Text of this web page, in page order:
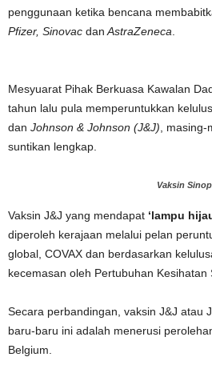
penggunaan ketika bencana
Pfizer, Sinovac dan AstraZeneca
Mesyuarat Pihak Berkuasa Kawalan
tahun lalu pula memperuntukkan
dan Johnson & Johnson (J&J) ,
suntikan lengkap.
Vaksin
Vaksin J&J yang mendapat ‘lampu
diperoleh kerajaan melalui pelan
global, COVAX dan berdasarkan
kecemasan oleh Pertubuhan Kesihatan
Secara perbandingan, vaksin J&J atau
baru-baru ini adalah menerusi
Belgium.